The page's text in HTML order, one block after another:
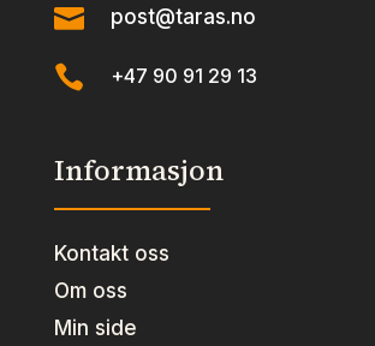
 post@taras.no
 +47 90 91 29 13
Informasjon
Kontakt oss
Om oss
Min side